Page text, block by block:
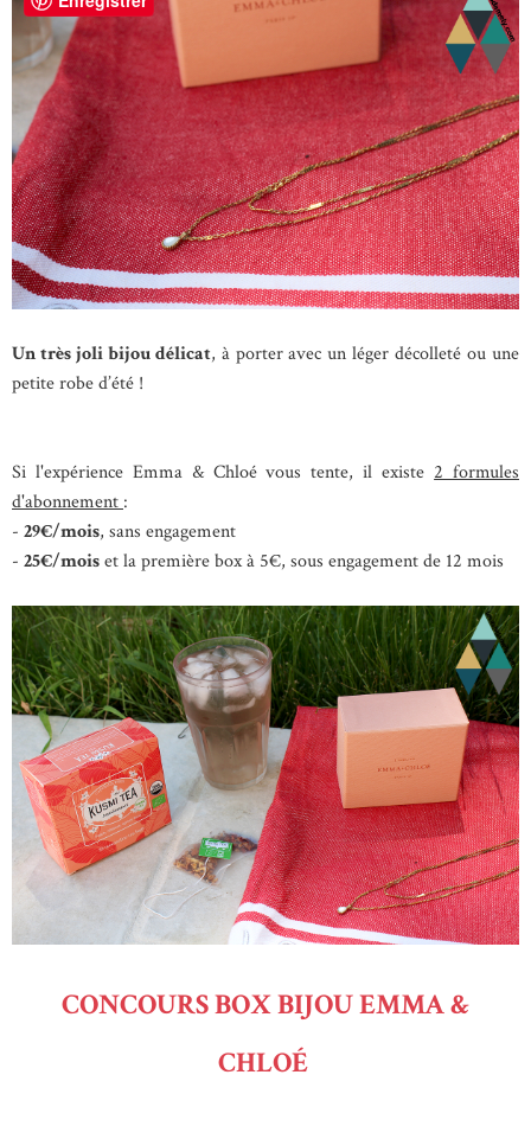
Un très joli bijou délicat, à porter avec un léger décolleté ou une
petite robe d’été !
Si l'expérience Emma & Chloé vous tente, il existe2 formules
d'abonnement:
- 29€/mois, sans engagement
- 25€/moiset la première box à 5€, sous engagement de 12 mois
CONCOURS BOX BIJOU EMMA &
CHLOÉ